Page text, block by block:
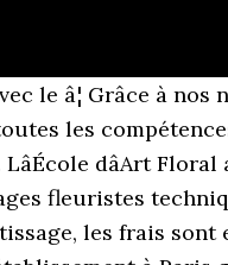
Fleuriste, il faut être âgé de 16 ans minimum et justifier dâun niveau 3e minimum.. Tarif de la formation CAP Fleuriste de Natura-Dis. Il maîtrise les techniques de base du métier de fleuriste et travaille le plus souvent dans un magasin, au rayon spécialisé d'une grande surface ou dans une entreprise de décoration. Seules dépenses : outillage fleuriste, livres (financements attribués par la Région ÎLE de FRANCE). Nous vous recommandons cependant dâeffectuer un ou plusieurs stages conventionnés dans un commerce de fleurs ou une entreprise de design floral. Elle a créé puis géré la boutique familiale « Les bouquets de Charlotte » durant une dizaine dâannée dans le 12 ème arrondissement de Paris. 1/ La formation principale de 20 jours (160 heures) La formation se déroule sur 4 semaines. Le programme de votre formation CAP Fleuriste, comme le programme de votre formation fleuriste / artiste floral, vous permettent de vous former de façon complète et efficace. Renseignez-vous ci-dessous sur l'Ã©tablissement Ã Paris qui mÃ¨ne Ã ce diplÃ´me. Titulaire dâun BP Fleuriste à lâEcole des Fleuristes de Paris, Sylvie Chardon dispose de plus de 20 ans dâexpérience dans la fleuristerie. Un CAP Fleuriste est une formation qui vous permettra de valider votre 1er niveau de qualification. Le titulaire de ce CAP exerce une activité à caractère artisanal et artistique. Cette formation professionnalisante est dispensée en alternance et est reconnue par lâEducation Nationale RNCP, de niveau V. LâÉcole Florale forme a ce diplôme.